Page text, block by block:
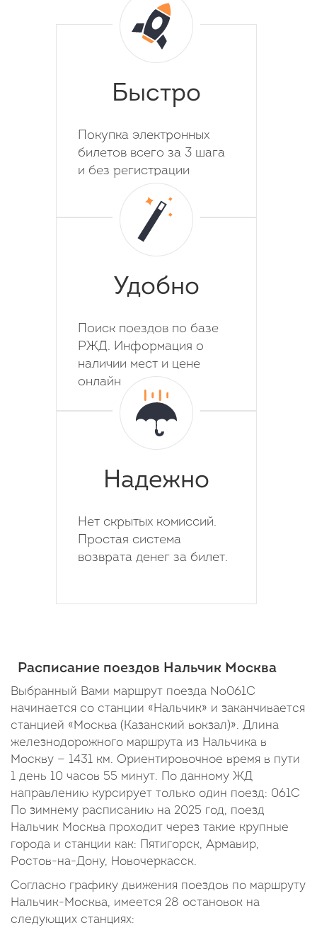
Быстро
Покупка электронных
билетов всего за 3 шага
и без регистрации
Удобно
Поиск поездов по базе
РЖД. Информация о
наличии мест и цене
онлайн
Надежно
Нет скрытых комиссий.
Простая система
возврата денег за билет.
Расписание поездов Нальчик Москва
Выбранный Вами маршрут поезда №061С
начинается со станции «Нальчик» и заканчивается
станцией «Москва (Казанский вокзал)». Длина
железнодорожного маршрута из Нальчика в
Москву — 1431 км. Ориентировочное время в пути
1 день 10 часов 55 минут. По данному ЖД
направлению курсирует только один поезд: 061С
По зимнему расписанию на 2025 год, поезд
Нальчик Москва проходит через такие крупные
города и станции как: Пятигорск, Армавир,
Ростов-на-Дону, Новочеркасск.
Согласно графику движения поездов по маршруту
Нальчик-Москва, имеется 28 остановок на
следующих станциях: